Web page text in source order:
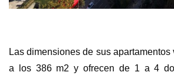
Las dimensiones de sus
a los 386 m2 y ofrecen de 1 a 4